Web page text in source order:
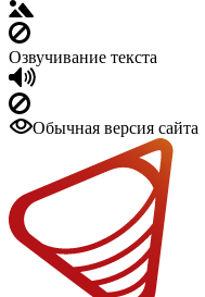
Озвучивание текста
Обычная версия сайта